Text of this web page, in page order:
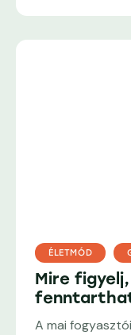
ÉLETMÓD
Mire
A mai